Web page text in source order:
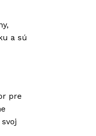
a sú
pre